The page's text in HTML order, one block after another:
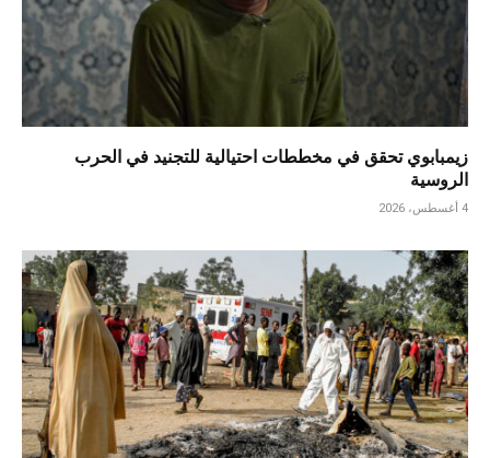
زيمبابوي تحقق في مخططات احتيالية للتجنيد في الحرب
الروسية
4 أغسطس، 2026